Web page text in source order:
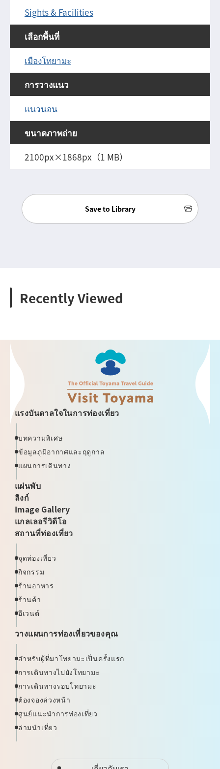
Sights & Facilities
เลือกพื้นที่
เมืองโทยามะ
การวางแนว
แนวนอน
ขนาดภาพถ่าย
2100px×1868px（1 MB）
Save to Library
Recently Viewed
แรงบันดาลใจในการท่องเที่ยว
บทความพิเศษ
ข้อมูลภูมิอากาศและฤดูกาล
แผนการเดินทาง
แผ่นพับ
ลิงก์
Image Gallery
แกลเลอรีวิดีโอ
สถานที่ท่องเที่ยว
จุดท่องเที่ยว
กิจกรรม
ร้านอาหาร
ร้านค้า
อีเวนต์
วางแผนการท่องเที่ยวของคุณ
สำหรับผู้ที่มาโทยามะเป็นครั้งแรก
การเดินทางไปยังโทยามะ
การเดินทางรอบโทยามะ
ต้องจองล่วงหน้า
ศูนย์แนะนำการท่องเที่ยว
ล่ามนำเที่ยว